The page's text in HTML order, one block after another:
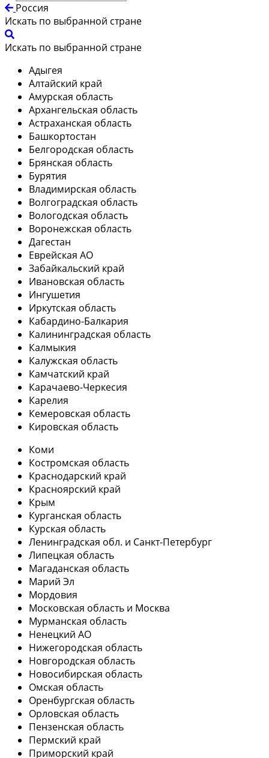
Россия
Искать по выбранной стране
Искать по выбранной стране
Адыгея
Алтайский край
Амурская область
Архангельская область
Астраханская область
Башкортостан
Белгородская область
Брянская область
Бурятия
Владимирская область
Волгоградская область
Вологодская область
Воронежская область
Дагестан
Еврейская АО
Забайкальский край
Ивановская область
Ингушетия
Иркутская область
Кабардино-Балкария
Калининградская область
Калмыкия
Калужская область
Камчатский край
Карачаево-Черкесия
Карелия
Кемеровская область
Кировская область
Коми
Костромская область
Краснодарский край
Красноярский край
Крым
Курганская область
Курская область
Ленинградская обл. и Санкт-Петербург
Липецкая область
Магаданская область
Марий Эл
Мордовия
Московская область и Москва
Мурманская область
Ненецкий АО
Нижегородская область
Новгородская область
Новосибирская область
Омская область
Оренбургская область
Орловская область
Пензенская область
Пермский край
Приморский край